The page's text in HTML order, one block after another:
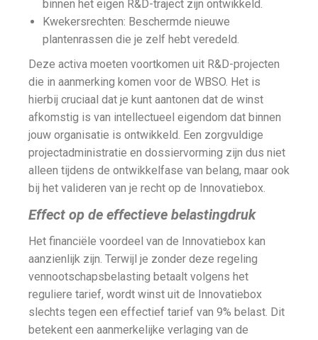
binnen het eigen R&D-traject zijn ontwikkeld.
Kwekersrechten: Beschermde nieuwe
plantenrassen die je zelf hebt veredeld.
Deze activa moeten voortkomen uit R&D-projecten
die in aanmerking komen voor de WBSO. Het is
hierbij cruciaal dat je kunt aantonen dat de winst
afkomstig is van intellectueel eigendom dat binnen
jouw organisatie is ontwikkeld. Een zorgvuldige
projectadministratie en dossiervorming zijn dus niet
alleen tijdens de ontwikkelfase van belang, maar ook
bij het valideren van je recht op de Innovatiebox.
Effect op de effectieve belastingdruk
Het financiële voordeel van de Innovatiebox kan
aanzienlijk zijn. Terwijl je zonder deze regeling
vennootschapsbelasting betaalt volgens het
reguliere tarief, wordt winst uit de Innovatiebox
slechts tegen een effectief tarief van 9% belast. Dit
betekent een aanmerkelijke verlaging van de